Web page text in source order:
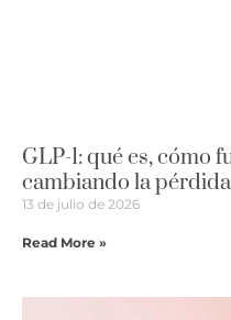
GLP-1: qué es, cómo
cambiando la
13 de julio de 2026
Read More »